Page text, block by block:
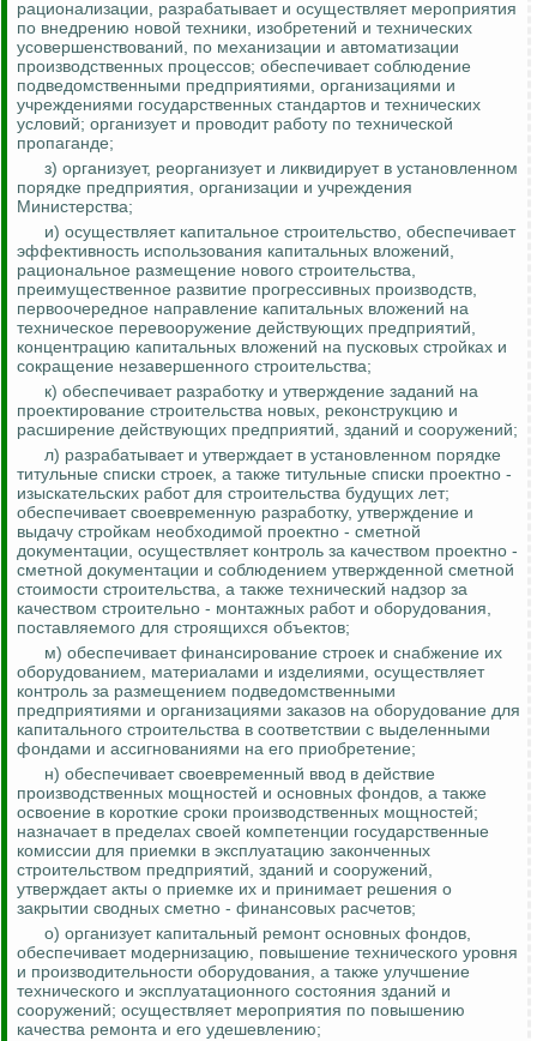
рационализации, разрабатывает и осуществляет мероприятия
по внедрению новой техники, изобретений и технических
усовершенствований, по механизации и автоматизации
производственных процессов; обеспечивает соблюдение
подведомственными предприятиями, организациями и
учреждениями государственных стандартов и технических
условий; организует и проводит работу по технической
пропаганде;
з) организует, реорганизует и ликвидирует в установленном
порядке предприятия, организации и учреждения
Министерства;
и) осуществляет капитальное строительство, обеспечивает
эффективность использования капитальных вложений,
рациональное размещение нового строительства,
преимущественное развитие прогрессивных производств,
первоочередное направление капитальных вложений на
техническое перевооружение действующих предприятий,
концентрацию капитальных вложений на пусковых стройках и
сокращение незавершенного строительства;
к) обеспечивает разработку и утверждение заданий на
проектирование строительства новых, реконструкцию и
расширение действующих предприятий, зданий и сооружений;
л) разрабатывает и утверждает в установленном порядке
титульные списки строек, а также титульные списки проектно -
изыскательских работ для строительства будущих лет;
обеспечивает своевременную разработку, утверждение и
выдачу стройкам необходимой проектно - сметной
документации, осуществляет контроль за качеством проектно -
сметной документации и соблюдением утвержденной сметной
стоимости строительства, а также технический надзор за
качеством строительно - монтажных работ и оборудования,
поставляемого для строящихся объектов;
м) обеспечивает финансирование строек и снабжение их
оборудованием, материалами и изделиями, осуществляет
контроль за размещением подведомственными
предприятиями и организациями заказов на оборудование для
капитального строительства в соответствии с выделенными
фондами и ассигнованиями на его приобретение;
н) обеспечивает своевременный ввод в действие
производственных мощностей и основных фондов, а также
освоение в короткие сроки производственных мощностей;
назначает в пределах своей компетенции государственные
комиссии для приемки в эксплуатацию законченных
строительством предприятий, зданий и сооружений,
утверждает акты о приемке их и принимает решения о
закрытии сводных сметно - финансовых расчетов;
о) организует капитальный ремонт основных фондов,
обеспечивает модернизацию, повышение технического уровня
и производительности оборудования, а также улучшение
технического и эксплуатационного состояния зданий и
сооружений; осуществляет мероприятия по повышению
качества ремонта и его удешевлению;